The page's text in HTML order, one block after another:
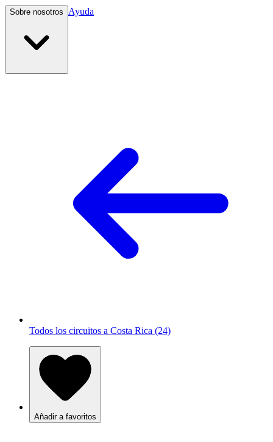
Sobre nosotros Ayuda
Todos los circuitos a Costa Rica (24)
Añadir a favoritos